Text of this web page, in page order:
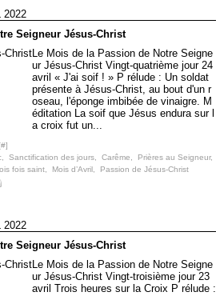
2022
Seigneur Jésus-Christ
Le Mois de la Passion de Notre Seigne
ur Jésus-Christ Vingt-quatrième jour 24
avril « J'ai soif ! » P rélude : Un soldat
présente à Jésus-Christ, au bout d'un r
oseau, l'éponge imbibée de vinaigre. M
éditation La soif que Jésus endura sur l
a croix fut un...
#]
Sanctification des jours Carême Prières au Seigneur,
fois saint Mois d’Avril Passion de Jésus-Christ
2022
Seigneur Jésus-Christ
Le Mois de la Passion de Notre Seigne
ur Jésus-Christ Vingt-troisième jour 23
avril Trois heures sur la Croix P rélude :